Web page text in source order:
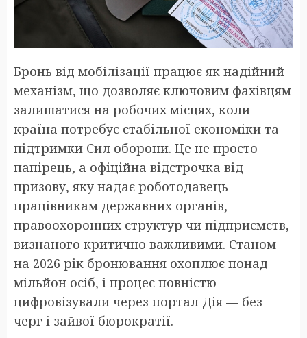
Бронь від мобілізації працює як надійний
механізм, що дозволяє ключовим фахівцям
залишатися на робочих місцях, коли
країна потребує стабільної економіки та
підтримки Сил оборони. Це не просто
папірець, а офіційна відстрочка від
призову, яку надає роботодавець
працівникам державних органів,
правоохоронних структур чи підприємств,
визнаного критично важливими. Станом
на 2026 рік бронювання охоплює понад
мільйон осіб, і процес повністю
цифровізували через портал Дія — без
черг і зайвої бюрократії.